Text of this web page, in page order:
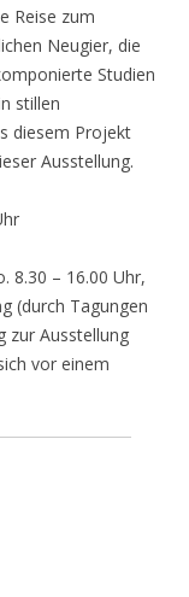
Reise zum
Neugier, die
Studien
stillen
diesem Projekt
Ausstellung.
8.30 – 16.00 Uhr,
(durch Tagungen
zur Ausstellung
vor einem